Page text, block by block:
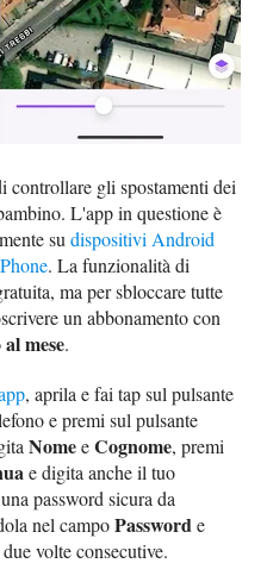
controllare gli spostamenti dei
L'app in questione è
sudispositivi Android
. La funzionalità di
ma per sbloccare tutte
un abbonamento con
mese.
, aprila e fai tap sul pulsante
e premi sul pulsante
NomeeCognome, premi
e digita anche il tuo
password sicura da
nel campoPassworde
volte consecutive.